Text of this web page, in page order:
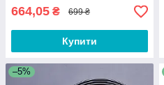
664,05 ₴ 699 ₴
Купити
–5%